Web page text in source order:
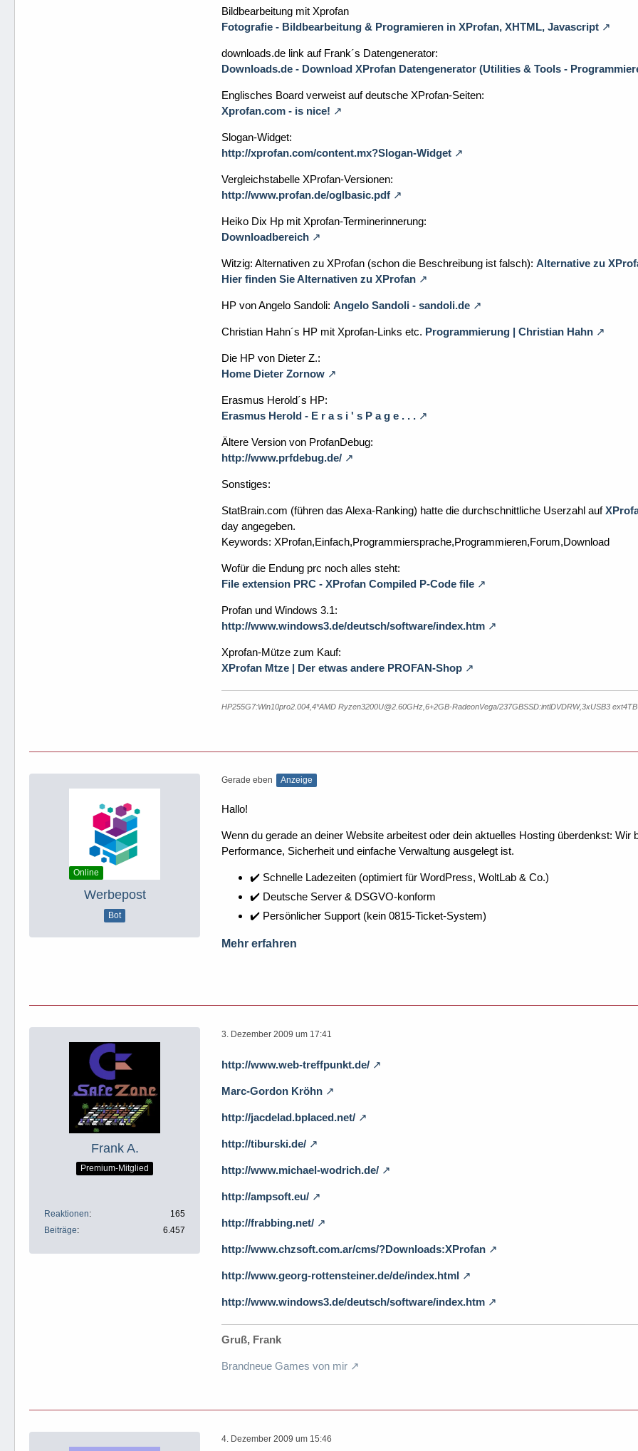
Bildbearbeitung mit Xprofan
Fotografie - Bildbearbeitung & Programieren in XProfan, XHTML, Javascript
downloads.de link auf Frank´s Datengenerator:
Downloads.de - Download XProfan Datengenerator (Utilities & Tools -
Englisches Board verweist auf deutsche XProfan-Seiten:
Xprofan.com - is nice!
Slogan-Widget:
http://xprofan.com/content.mx?Slogan-Widget
Vergleichstabelle XProfan-Versionen:
http://www.profan.de/oglbasic.pdf
Heiko Dix Hp mit Xprofan-Terminerinnerung:
Downloadbereich
Witzig: Alternativen zu XProfan (schon die Beschreibung ist falsch): Alternative zu
Hier finden Sie Alternativen zu XProfan
HP von Angelo Sandoli: Angelo Sandoli - sandoli.de
Christian Hahn´s HP mit Xprofan-Links etc. Programmierung | Christian Hahn
Die HP von Dieter Z.:
Home Dieter Zornow
Erasmus Herold´s HP:
Erasmus Herold - E r a s i ' s P a g e . . .
Ältere Version von ProfanDebug:
http://www.prfdebug.de/
Sonstiges:
StatBrain.com (führen das Alexa-Ranking) hatte die durchschnittliche Userzahl auf
day angegeben.
Keywords: XProfan,Einfach,Programmiersprache,Programmieren,Forum,Download
Wofür die Endung prc noch alles steht:
File extension PRC - XProfan Compiled P-Code file
Profan und Windows 3.1:
http://www.windows3.de/deutsch/software/index.htm
Xprofan-Mütze zum Kauf:
XProfan Mtze | Der etwas andere PROFAN-Shop
HP255G7:Win10pro2.004,4*AMD Ryzen3200U@2.60GHz,6+2GB-RadeonVega/237GBSSD:intlDVDRW,3xUSB3
Online
Werbepost
Bot
Gerade eben Anzeige
Hallo!
Wenn du gerade an deiner Website arbeitest oder dein aktuelles Hosting überdenkst:
Performance, Sicherheit und einfache Verwaltung ausgelegt ist.
✔️ Schnelle Ladezeiten (optimiert für WordPress, WoltLab & Co.)
✔️ Deutsche Server & DSGVO-konform
✔️ Persönlicher Support (kein 0815-Ticket-System)
Mehr erfahren
Frank A.
Premium-Mitglied
Reaktionen
165
Beiträge
6.457
3. Dezember 2009 um 17:41
http://www.web-treffpunkt.de/
Marc-Gordon Kröhn
http://jacdelad.bplaced.net/
http://tiburski.de/
http://www.michael-wodrich.de/
http://ampsoft.eu/
http://frabbing.net/
http://www.chzsoft.com.ar/cms/?Downloads:XProfan
http://www.georg-rottensteiner.de/de/index.html
http://www.windows3.de/deutsch/software/index.htm
Gruß, Frank
Brandneue Games von mir
4. Dezember 2009 um 15:46